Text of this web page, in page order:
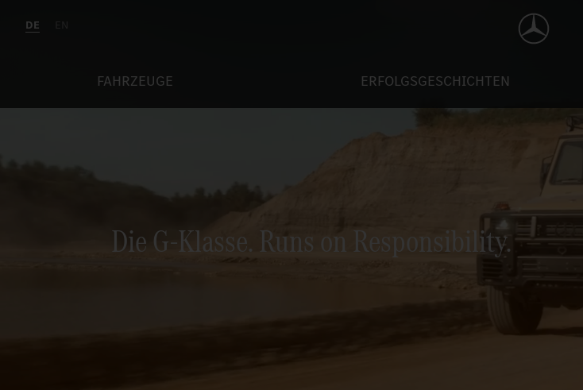
DE
FAHRZEUGE ERFOLGSGESCHICHTEN
Die G-Klasse. Runs on Responsibility.